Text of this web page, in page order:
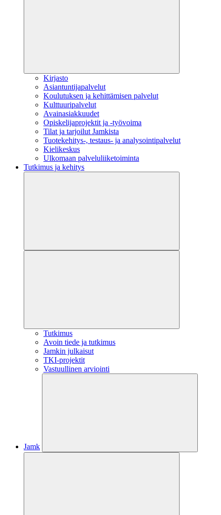
Kirjasto
Asiantuntijapalvelut
Koulutuksen ja kehittämisen palvelut
Kulttuuripalvelut
Avainasiakkuudet
Opiskelijaprojektit​ ja -työvoima
Tilat ja tarjoilut Jamkista
Tuotekehitys-, testaus- ja analysointipalvelut
Kielikeskus
Ulkomaan palveluliiketoiminta
Tutkimus ja kehitys
Tutkimus
Avoin tiede ja tutkimus
Jamkin julkaisut
TKI-projektit
Vastuullinen arviointi
Jamk